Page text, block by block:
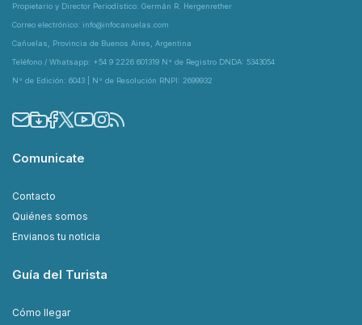
Propietario y Director Periodístico: Germán R. Hergenrether
Correo electrónico: info@infocanuelas.com
Cañuelas, Provincia de Buenos Aires, Argentina
Teléfono / Whatsapp: +54 9 2226 601319 N° de Registro DNDA: 5343054
N° de Edición: 6043 | N° de Resolución RNPI: 2699932
Comunicate
Contacto
Quiénes somos
Envianos tu noticia
Guía del Turista
Cómo llegar